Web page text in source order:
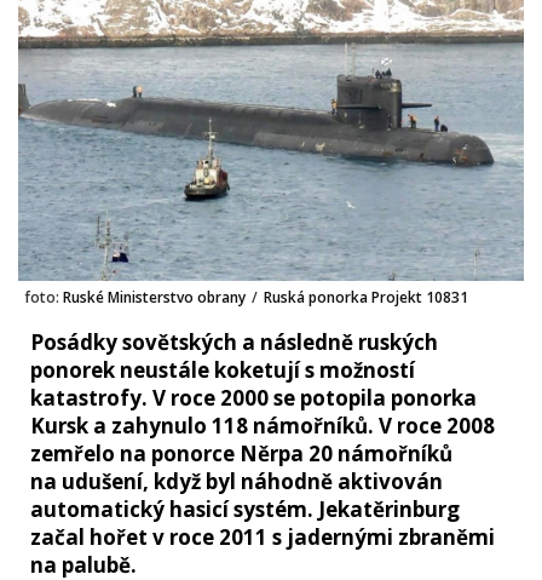
foto: Ruské Ministerstvo obrany / Ruská ponorka Projekt 10831
Posádky sovětských a následně ruských
ponorek neustále koketují s možností
katastrofy. V roce 2000 se potopila ponorka
Kursk a zahynulo 118 námořníků. V roce 2008
zemřelo na ponorce Něrpa 20 námořníků
na udušení, když byl náhodně aktivován
automatický hasicí systém. Jekatěrinburg
začal hořet v roce 2011 s jadernými zbraněmi
na palubě.